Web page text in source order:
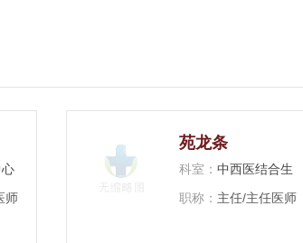
师
苑龙条
科室： 中西医结合生殖中心
职称： 主任/主任医师